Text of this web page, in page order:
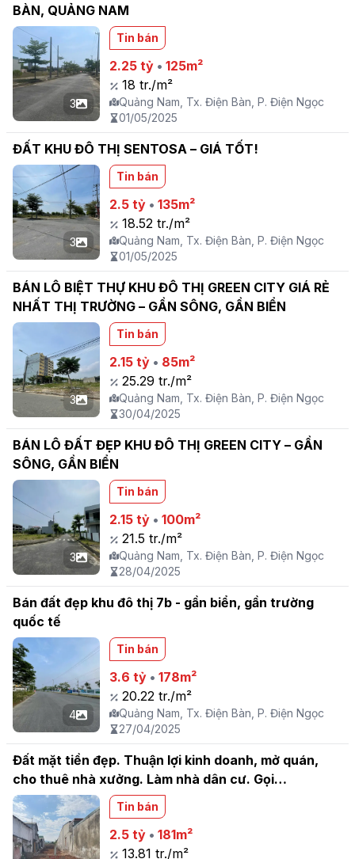
BÀN, QUẢNG NAM
3
Tin bán
2.25 tỷ •125m²
18 tr./m²
Quảng Nam, Tx. Điện Bàn, P. Điện Ngọc
01/05/2025
ĐẤT KHU ĐÔ THỊ SENTOSA – GIÁ TỐT!
3
Tin bán
2.5 tỷ •135m²
18.52 tr./m²
Quảng Nam, Tx. Điện Bàn, P. Điện Ngọc
01/05/2025
BÁN LÔ BIỆT THỰ KHU ĐÔ THỊ GREEN CITY GIÁ RẺ
NHẤT THỊ TRƯỜNG – GẦN SÔNG, GẦN BIỂN
3
Tin bán
2.15 tỷ • 85m²
25.29 tr./m²
Quảng Nam, Tx. Điện Bàn, P. Điện Ngọc
30/04/2025
BÁN LÔ ĐẤT ĐẸP KHU ĐÔ THỊ GREEN CITY – GẦN
SÔNG, GẦN BIỂN
3
Tin bán
2.15 tỷ •100m²
21.5 tr./m²
Quảng Nam, Tx. Điện Bàn, P. Điện Ngọc
28/04/2025
Bán đất đẹp khu đô thị 7b - gần biển, gần trường
quốc tế
4
Tin bán
3.6 tỷ •178m²
20.22 tr./m²
Quảng Nam, Tx. Điện Bàn, P. Điện Ngọc
27/04/2025
Đất mặt tiền đẹp. Thuận lợi kinh doanh, mở quán,
cho thuê nhà xưởng. Làm nhà dân cư. Gọi
0985.001.035 gặp chị Hoa
Tin bán
2.5 tỷ •181m²
13.81 tr./m²